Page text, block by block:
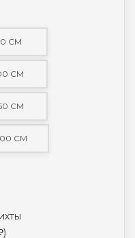
СМ
СМ
СМ
СМ
)